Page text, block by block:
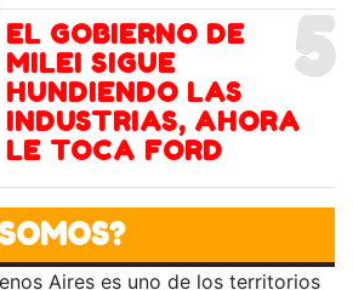
5
EL GOBIERNO DE
MILEI SIGUE
HUNDIENDO LAS
INDUSTRIAS, AHORA
LE TOCA FORD
Aires es uno de los territorios